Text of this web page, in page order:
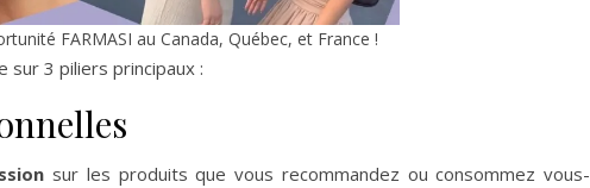
FARMASI au Canada, Québec, et France !
sur 3 piliers principaux :
sur les produits que vous recommandez ou consommez vous-